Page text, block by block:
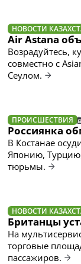
НОВОСТИ
Air Astana
Возрадуйтесь,
совместно с
Сеулом.
ПРОИСШЕСТВИЯ
Россиянка
В Костанае
Японию,
тюрьмы.
НОВОСТИ
Британцы
На
торговые
пассажиров.